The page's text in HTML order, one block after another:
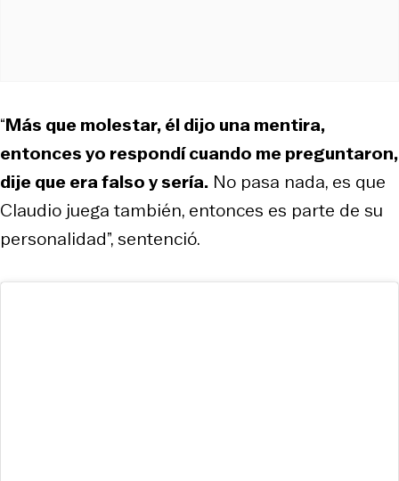
“Más que molestar, él dijo una mentira,
entonces yo respondí cuando me preguntaron,
dije que era falso y sería. No pasa nada, es que
Claudio juega también, entonces es parte de su
personalidad”, sentenció.